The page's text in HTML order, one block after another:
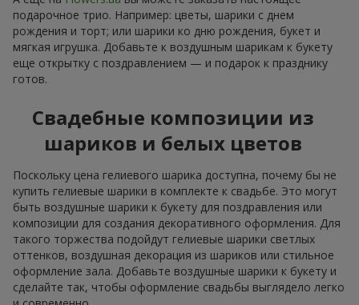
подарочное трио. Например: цветы, шарики с днем
рождения и торт; или шарики ко дню рождения, букет и
мягкая игрушка. Добавьте к воздушным шарикам к букету
еще открытку с поздравлением — и подарок к празднику
готов.
Свадебные композиции из
шариков и белых цветов
Поскольку цена гелиевого шарика доступна, почему бы не
купить гелиевые шарики в комплекте к свадьбе. Это могут
быть воздушные шарики к букету для поздравления или
композиции для создания декоративного оформления. Для
такого торжества подойдут гелиевые шарики светлых
оттенков, воздушная декорация из шариков или стильное
оформление зала. Добавьте воздушные шарики к букету и
сделайте так, чтобы оформление свадьбы выглядело легко